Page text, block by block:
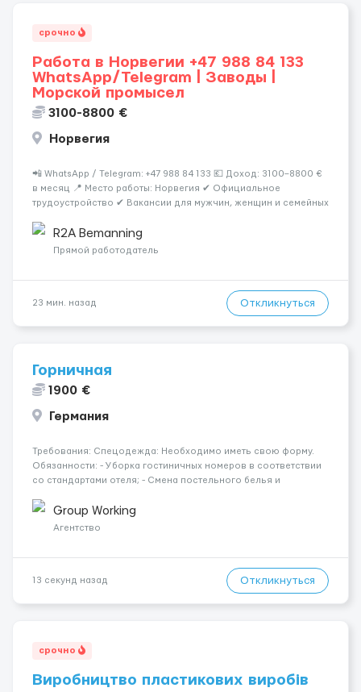
срочно
Работа в Норвегии +47 988 84 133
WhatsApp/Telegram | Заводы |
Морской промысел
3100-8800 €
Норвегия
📲 WhatsApp / Telegram: +47 988 84 133 💶 Доход: 3100–8800 €
в месяц 📍 Место работы: Норвегия ✔ Официальное
трудоустройство ✔ Вакансии для мужчин, женщин и семейных
✔ Помощь с оформлением рабочей визы D и ВНЖ 📅 Идёт
приём...
R2A Bemanning
Прямой работодатель
23 мин. назад Откликнуться
Горничная
1900 €
Германия
Требования: Спецодежда: Необходимо иметь свою форму.
Обязанности: - Уборка гостиничных номеров в соответствии
со стандартами отеля; - Смена постельного белья и
другими необходимыми принадлежностями; - Поддержание
чистоты в общественн...
Group Working
Агентство
13 секунд назад Откликнуться
срочно
Виробництво пластикових виробів